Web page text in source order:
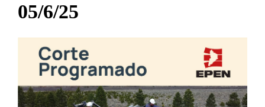
05/6/25